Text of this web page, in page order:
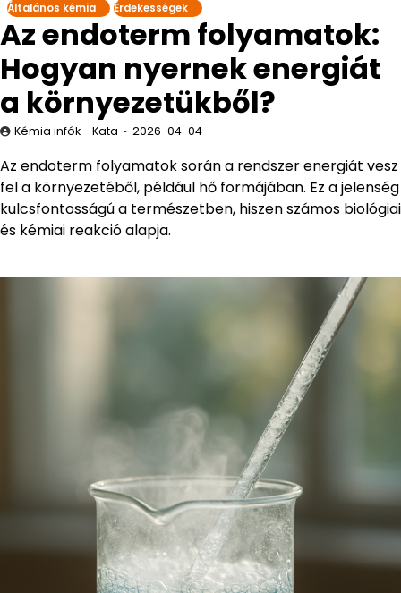
Általános kémia Érdekességek
Az endoterm folyamatok:
Hogyan nyernek energiát
a környezetükből?
Kémia infók - Kata 2026-04-04
Az endoterm folyamatok során a rendszer energiát vesz
fel a környezetéből, például hő formájában. Ez a jelenség
kulcsfontosságú a természetben, hiszen számos biológiai
és kémiai reakció alapja.